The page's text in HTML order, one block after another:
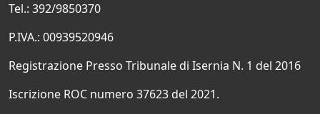
Tel.: 392/9850370
P.IVA.: 00939520946
Registrazione Presso Tribunale di Isernia N. 1 del 2016
Iscrizione ROC numero 37623 del 2021.